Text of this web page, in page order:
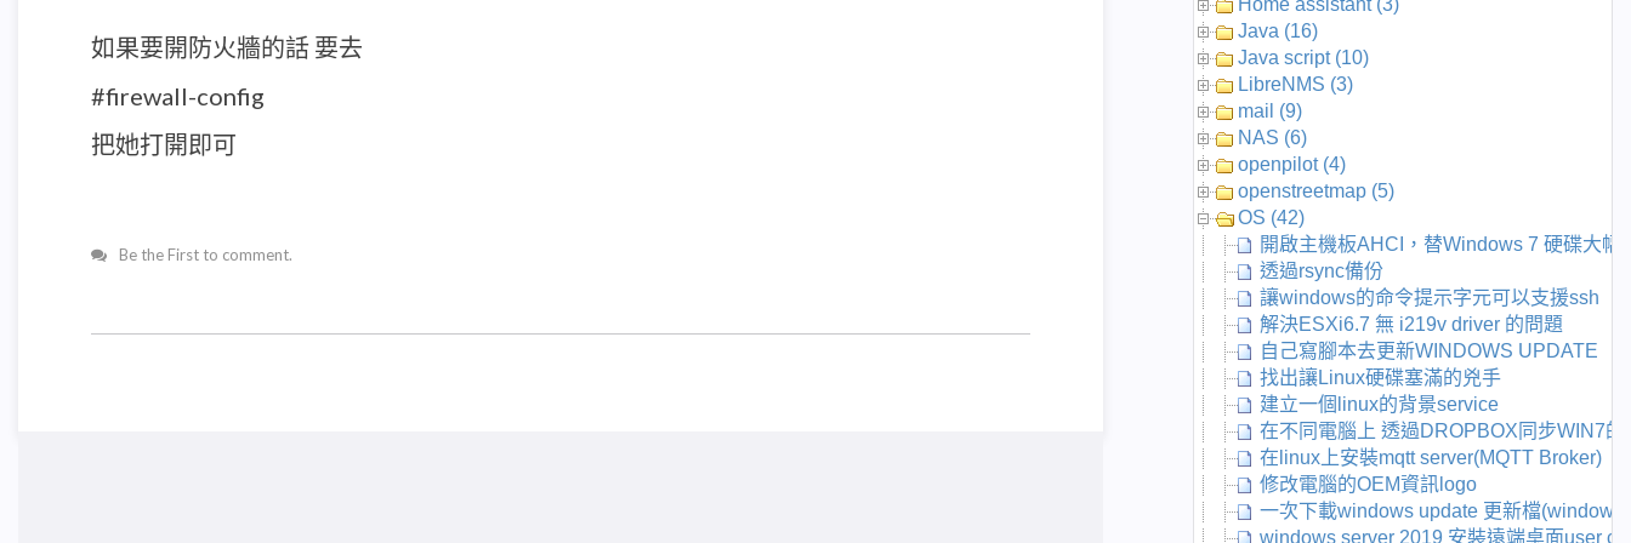
如果要開防火牆的話 要去
#firewall-config
把她打開即可
Be the First to comment.
Home assistant (3)
Java (16)
Java script (10)
LibreNMS (3)
mail (9)
NAS (6)
openpilot (4)
openstreetmap (5)
OS (42)
開啟主機板AHCI，替Windows 7 硬碟大幅
透過rsync備份
讓windows的命令提示字元可以支援ssh
解決ESXi6.7 無 i219v driver 的問題
自己寫腳本去更新WINDOWS UPDATE
找出讓Linux硬碟塞滿的兇手
建立一個linux的背景service
在不同電腦上 透過DROPBOX同步WIN7的
在linux上安裝mqtt server(MQTT Broker)
修改電腦的OEM資訊logo
一次下載windows update 更新檔(windows
windows server 2019 安裝遠端桌面user